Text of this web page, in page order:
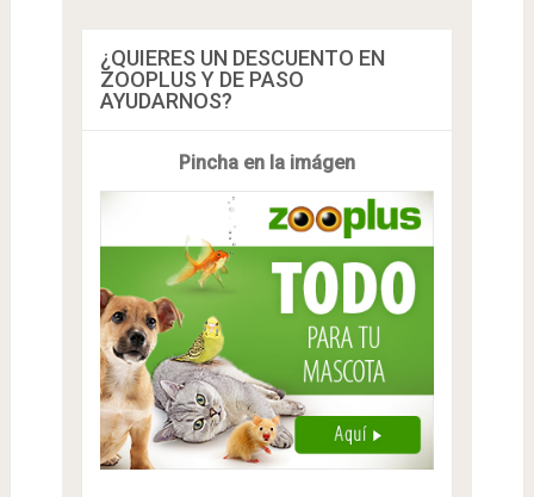
¿QUIERES UN DESCUENTO EN
ZOOPLUS Y DE PASO
AYUDARNOS?
Pincha en la imágen